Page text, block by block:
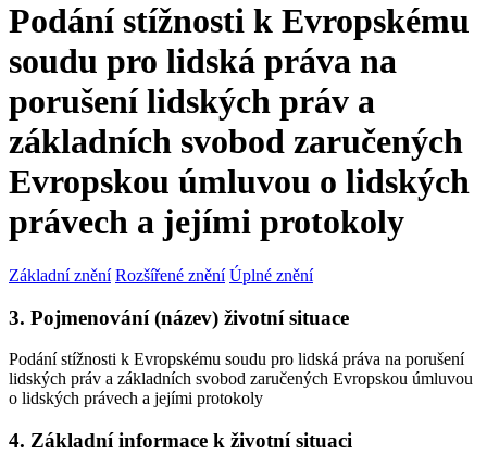
Podání stížnosti k Evropskému
soudu pro lidská práva na
porušení lidských práv a
základních svobod zaručených
Evropskou úmluvou o lidských
právech a jejími protokoly
Základní znění Rozšířené znění Úplné znění
3. Pojmenování (název) životní situace
Podání stížnosti k Evropskému soudu pro lidská práva na porušení
lidských práv a základních svobod zaručených Evropskou úmluvou
o lidských právech a jejími protokoly
4. Základní informace k životní situaci